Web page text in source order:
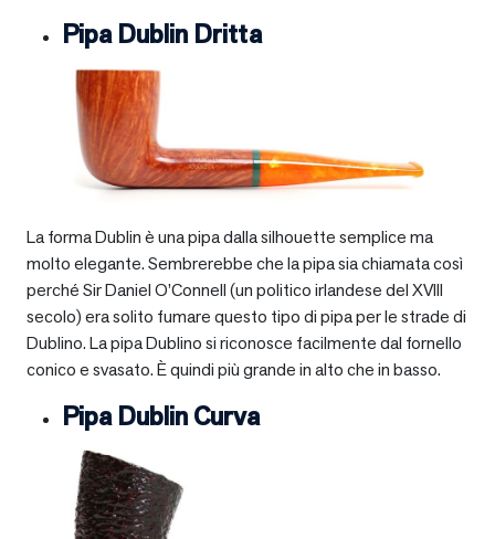
Pipa Dublin Dritta
La forma Dublin è una pipa dalla silhouette semplice ma
molto elegante. Sembrerebbe che la pipa sia chiamata così
perché Sir Daniel O’Connell (un politico irlandese del XVIII
secolo) era solito fumare questo tipo di pipa per le strade di
Dublino. La pipa Dublino si riconosce facilmente dal fornello
conico e svasato. È quindi più grande in alto che in basso.
Pipa Dublin Curva